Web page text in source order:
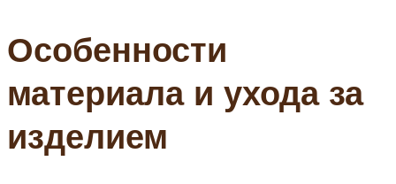
Особенности
материала и ухода за
изделием